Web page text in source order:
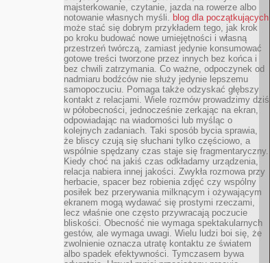
majsterkowanie, czytanie, jazda na rowerze albo
notowanie własnych myśli. blog dla początkujących
może stać się dobrym przykładem tego, jak krok
po kroku budować nowe umiejętności i własną
przestrzeń twórczą, zamiast jedynie konsumować
gotowe treści tworzone przez innych bez końca i
bez chwili zatrzymania. Co ważne, odpoczynek od
nadmiaru bodźców nie służy jedynie lepszemu
samopoczuciu. Pomaga także odzyskać głębszy
kontakt z relacjami. Wiele rozmów prowadzimy dziś
w półobecności, jednocześnie zerkając na ekran,
odpowiadając na wiadomości lub myśląc o
kolejnych zadaniach. Taki sposób bycia sprawia,
że bliscy czują się słuchani tylko częściowo, a
wspólnie spędzany czas staje się fragmentaryczny.
Kiedy choć na jakiś czas odkładamy urządzenia,
relacja nabiera innej jakości. Zwykła rozmowa przy
herbacie, spacer bez robienia zdjęć czy wspólny
posiłek bez przerywania milknącym i ożywającym
ekranem mogą wydawać się prostymi rzeczami,
lecz właśnie one często przywracają poczucie
bliskości. Obecność nie wymaga spektakularnych
gestów, ale wymaga uwagi. Wielu ludzi boi się, że
zwolnienie oznacza utratę kontaktu ze światem
albo spadek efektywności. Tymczasem bywa